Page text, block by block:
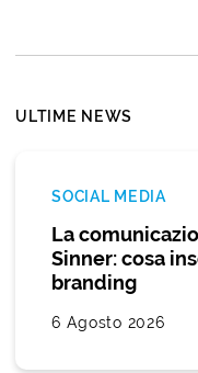
ULTIME NEWS
SOCIAL MEDIA
La
Sinner: cosa
branding
6 Agosto 2026